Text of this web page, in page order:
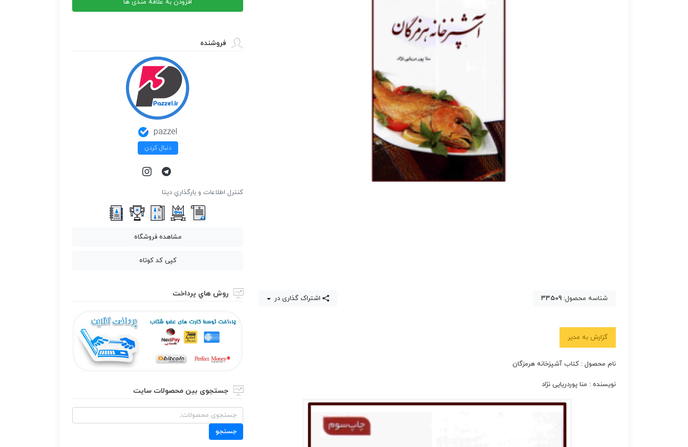
شناسه محصول: 33509 اشتراک گذاری در
گزارش به مدیر
نام محصول : کتاب آشپزخانه هرمزگان
نویسنده : منا پوردریایی نژاد
افزودن به علاقه مندی ها
فروشنده
pazzel
دنبال کردن
كنترل اطلاعات و بارگذاري ديتا
مشاهده فروشگاه
کپی کد کوتاه
روش هاي پرداخت
جستجوی بین محصولات سایت
جستجو
برای:
جستجو